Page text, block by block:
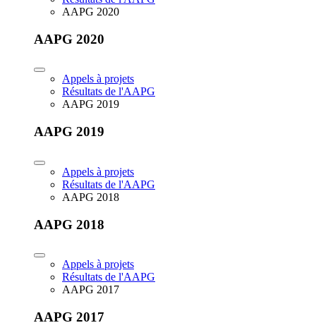
AAPG 2020
AAPG 2020
Appels à projets
Résultats de l'AAPG
AAPG 2019
AAPG 2019
Appels à projets
Résultats de l'AAPG
AAPG 2018
AAPG 2018
Appels à projets
Résultats de l'AAPG
AAPG 2017
AAPG 2017